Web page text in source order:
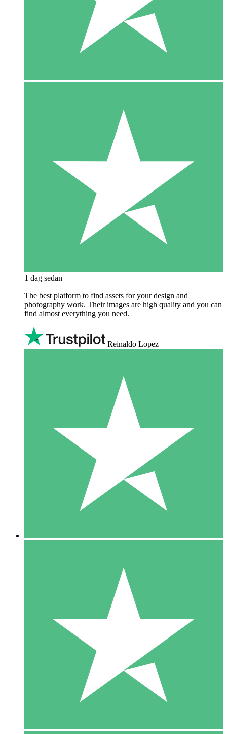
1 dag sedan
The best platform to find assets for your design and
photography work. Their images are high quality and you can
find almost everything you need.
Reinaldo Lopez